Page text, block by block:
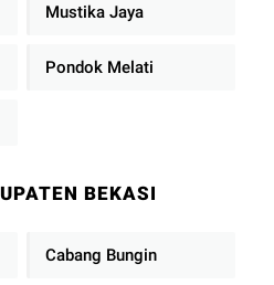
Mustika Jaya
Pondok Melati
BEKASI
Cabang Bungin